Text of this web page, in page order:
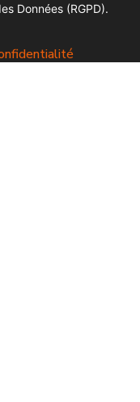
Données (RGPD).